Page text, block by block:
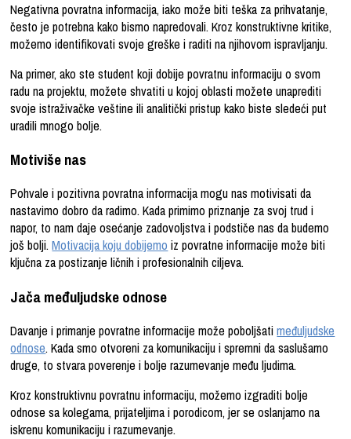
Negativna povratna informacija, iako može biti teška za prihvatanje,
često je potrebna kako bismo napredovali. Kroz konstruktivne kritike,
možemo identifikovati svoje greške i raditi na njihovom ispravljanju.
Na primer, ako ste student koji dobije povratnu informaciju o svom
radu na projektu, možete shvatiti u kojoj oblasti možete unaprediti
svoje istraživačke veštine ili analitički pristup kako biste sledeći put
uradili mnogo bolje.
Motiviše nas
Pohvale i pozitivna povratna informacija mogu nas motivisati da
nastavimo dobro da radimo. Kada primimo priznanje za svoj trud i
napor, to nam daje osećanje zadovoljstva i podstiče nas da budemo
još bolji.Motivacija koju dobijemo iz povratne informacije može biti
ključna za postizanje ličnih i profesionalnih ciljeva.
Jača međuljudske odnose
Davanje i primanje povratne informacije može poboljšatimeđuljudske
odnose. Kada smo otvoreni za komunikaciju i spremni da saslušamo
druge, to stvara poverenje i bolje razumevanje među ljudima.
Kroz konstruktivnu povratnu informaciju, možemo izgraditi bolje
odnose sa kolegama, prijateljima i porodicom, jer se oslanjamo na
iskrenu komunikaciju i razumevanje.